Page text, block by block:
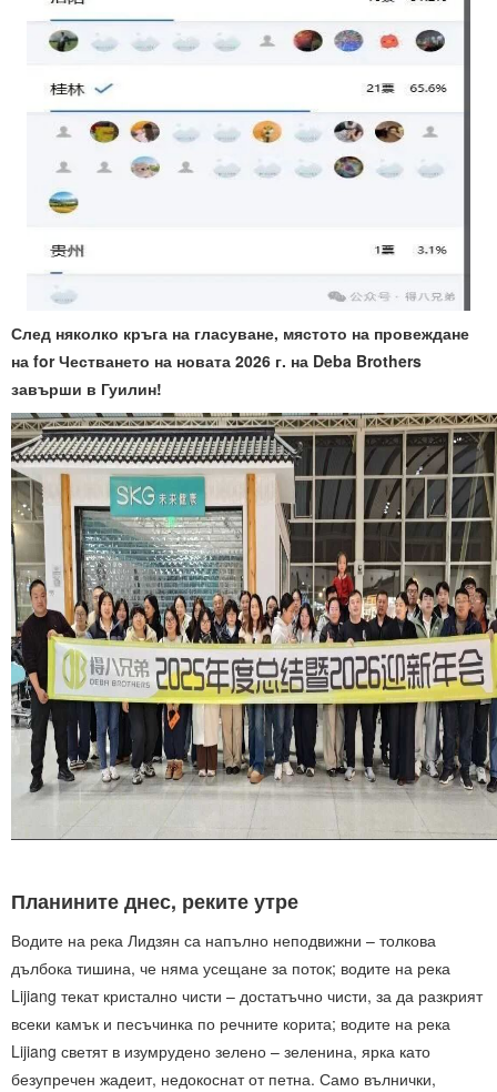
След няколко кръга на гласуване, мястото на провеждане
на for Честването на новата 2026 г. на Deba Brothers
завърши в Гуилин!
Планините днес, реките утре
Водите на река Лидзян са напълно неподвижни – толкова
дълбока тишина, че няма усещане за поток; водите на река
Lijiang текат кристално чисти – достатъчно чисти, за да разкрият
всеки камък и песъчинка по речните корита; водите на река
Lijiang светят в изумрудено зелено – зеленина, ярка като
безупречен жадеит, недокоснат от петна. Само вълнички,